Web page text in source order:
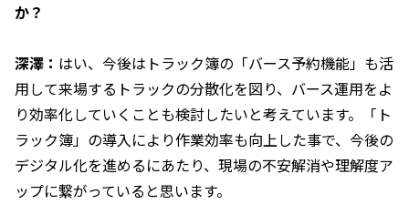
か？
深澤： はい、今後はトラック簿の「バース予約機能」も活
用して来場するトラックの分散化を図り、バース運用をよ
り効率化していくことも検討したいと考えています。「ト
ラック簿」の導入により作業効率も向上した事で、今後の
デジタル化を進めるにあたり、現場の不安解消や理解度ア
ップに繋がっていると思います。